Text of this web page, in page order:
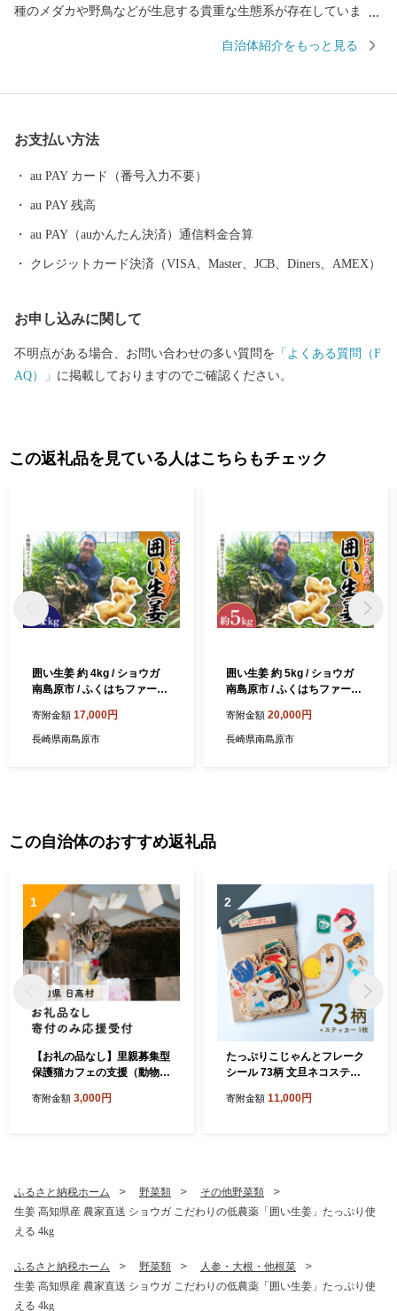
種のメダカや野鳥などが生息する貴重な生態系が存在していま
ている小村神社には国宝指定の「金銅荘環頭太刀」を保管してお
和紙の生産する世界一薄い和紙など、この村にしかないものも多
豊かな自然と活気ある村の雰囲気を体験しに、日高村へお越しく
ださい。
自治体紹介をもっと見る
お支払い方法
au PAY カード（番号入力不要）
au PAY 残高
au PAY（auかんたん決済）通信料金合算
クレジットカード決済（VISA、Master、JCB、Diners、AMEX）
お申し込みに関して
不明点がある場合、お問い合わせの多い質問を 「よくある質問（F
AQ）」 に掲載しておりますのでご確認ください。
この返礼品を見ている人はこちらもチェック
囲い生姜 約 4kg / ショウガ
南島原市 / ふくはちファーム/
寄附金額 17,000円
長崎県南島原市
囲い生姜 約 5kg / ショウガ
南島原市 / ふくはちファーム/
寄附金額 20,000円
長崎県南島原市
この自治体のおすすめ返礼品
1
【お礼の品なし】里親募集型
保護猫カフェの支援（動物愛
寄附金額 3,000円
2
たっぷりこじゃんとフレーク
シール 73柄 文旦ネコステッ
カハシカヨコ
寄附金額 11,000円
ふるさと納税ホーム 野菜類
その他野菜類
生姜 高知県産 農家直送 ショウガ こだわりの低農薬「囲い生姜」たっぷり使
える 4kg
ふるさと納税ホーム 野菜類
人参・大根・他根菜
生姜 高知県産 農家直送 ショウガ こだわりの低農薬「囲い生姜」たっぷり使
える 4kg